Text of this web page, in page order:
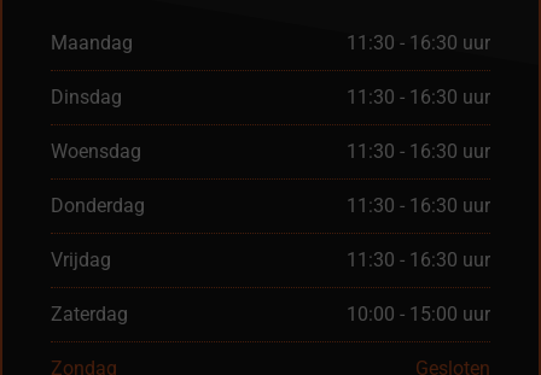
Maandag 11:30 - 16:30 uur
Dinsdag 11:30 - 16:30 uur
Woensdag 11:30 - 16:30 uur
Donderdag 11:30 - 16:30 uur
Vrijdag 11:30 - 16:30 uur
Zaterdag 10:00 - 15:00 uur
Zondag Gesloten